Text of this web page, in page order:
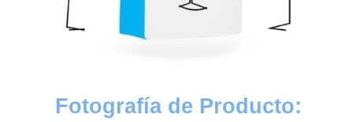
Fotografía de Producto: